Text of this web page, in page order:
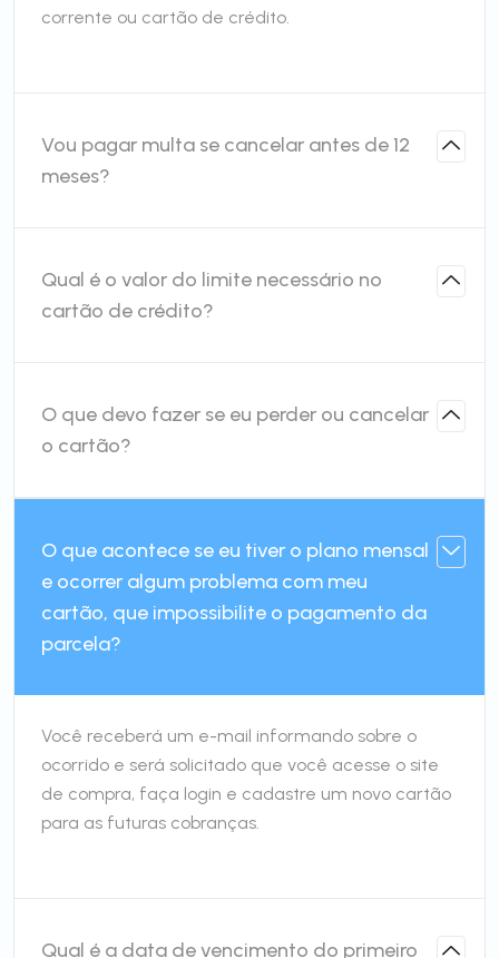
corrente ou cartão de crédito.
Vou pagar multa se cancelar antes de 12
meses?
Qual é o valor do limite necessário no
cartão de crédito?
O que devo fazer se eu perder ou cancelar
o cartão?
O que acontece se eu tiver o plano mensal
e ocorrer algum problema com meu
cartão, que impossibilite o pagamento da
parcela?
Você receberá um e-mail informando sobre o
ocorrido e será solicitado que você acesse o site
de compra, faça login e cadastre um novo cartão
para as futuras cobranças.
Qual é a data de vencimento do primeiro